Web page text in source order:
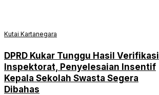
Kutai Kartanegara
DPRD Kukar Tunggu Hasil Verifikasi
Inspektorat, Penyelesaian Insentif
Kepala Sekolah Swasta Segera
Dibahas